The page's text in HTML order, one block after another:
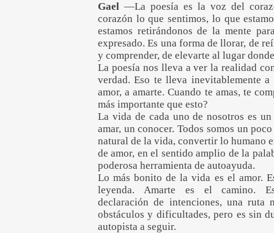
Gael —La poesía es la voz del
corazón lo que sentimos, lo que
estamos retirándonos de la mente
expresado. Es una forma de llorar, de
y comprender, de elevarte al lugar
La poesía nos lleva a ver la realidad
verdad. Eso te lleva inevitablemente
amor, a amarte. Cuando te amas, te
más importante que esto?
La vida de cada uno de nosotros es
amar, un conocer. Todos somos un
natural de la vida, convertir lo humano
de amor, en el sentido amplio de la
poderosa herramienta de autoayuda.
Lo más bonito de la vida es el amor.
leyenda. Amarte es el camino.
declaración de intenciones, una ruta
obstáculos y dificultades, pero es sin
autopista a seguir.